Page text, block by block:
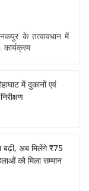
के तत्वावधान में
कार्यक्रम
में दुकानों एवं
बढ़ी, अब मिलेंगे ₹75
को मिला सम्मान